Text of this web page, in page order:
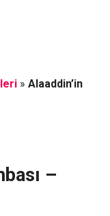
» Alaaddin’in
–